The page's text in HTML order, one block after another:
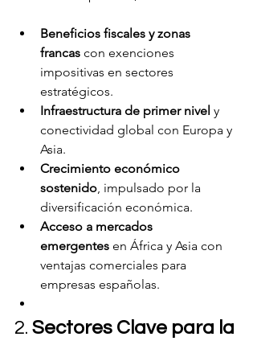
Beneficios fiscales y zonas
francas con exenciones
impositivas en sectores
estratégicos.
Infraestructura de primer nivel y
conectividad global con Europa y
Asia.
Crecimiento económico
sostenido, impulsado por la
diversificación económica.
Acceso a mercados
emergentes en África y Asia con
ventajas comerciales para
empresas españolas.
2. Sectores Clave para la